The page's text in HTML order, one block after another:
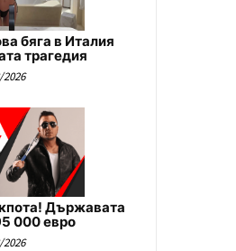
бяга в Италия
трагедия
Държавата
000 евро